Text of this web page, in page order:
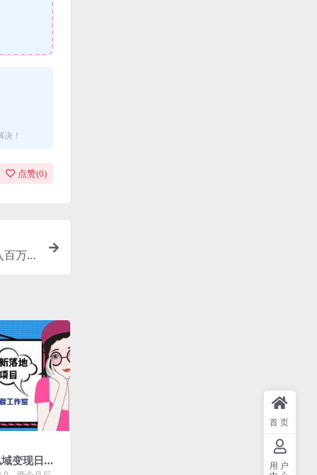
！
点赞(0)
百万
变现日产1
首页
用户